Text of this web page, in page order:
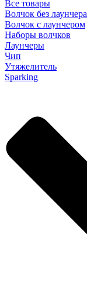
Все товары
Волчок без лаунчера
Волчок с лаунчером
Наборы волчков
Лаунчеры
Чип
Утяжелитель
Sparking